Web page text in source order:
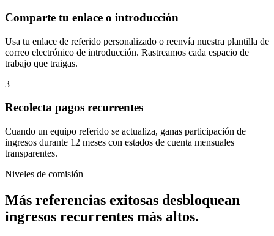
Comparte tu enlace o introducción
Usa tu enlace de referido personalizado o reenvía nuestra plantilla de
correo electrónico de introducción. Rastreamos cada espacio de
trabajo que traigas.
3
Recolecta pagos recurrentes
Cuando un equipo referido se actualiza, ganas participación de
ingresos durante 12 meses con estados de cuenta mensuales
transparentes.
Niveles de comisión
Más referencias exitosas desbloquean
ingresos recurrentes más altos.